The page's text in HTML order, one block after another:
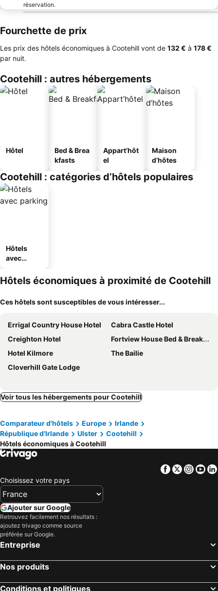
réservation.
Fourchette de prix
Les prix des hôtels économiques à Cootehill vont de ‎132 € à ‎178 €
par nuit.
Cootehill : autres hébergements
Hôtel
Bed & Brea
kfasts
Appart’hôt
el
Maison
d’hôtes
Cootehill : catégories d’hôtels populaires
Hôtels
avec
Hôtels économiques à proximité de Cootehill
Ces hôtels sont susceptibles de vous intéresser...
Errigal Country House Hotel
Cabra Castle Hotel
Creighton Hotel
Fortview House Bed & Breakfast
Hotel Kilmore
The Bailie
Cloverhill Gate Lodge
Voir tous les hébergements pour Cootehill
Comparateur d'hôtels Europe
Irlande
République d'Irlande
Ulster
Cootehill
Hôtels économiques à Cootehill
Facebook
Twitter
Choisissez votre pays
Ajouter sur Google
Retrouvez facilement nos résultats :
ajoutez trivago comme source
préférée sur Google.
Entreprise
Nos produits
Conditions et politiques